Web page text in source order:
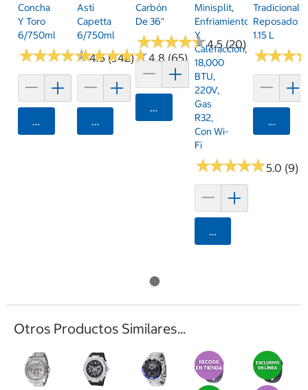
Concha
Y Toro
6/750ml
★★★★★
★★★★★4.5 (342)
Agregar
Asti
Capetta
6/750ml
★★★★★
★★★★★4.8 (65)
Agregar
Carbón
De 36"
★★★★★
★★★★★4.5 (20)
Agregar
Minisplit,
Enfriamiento
Y
Calefacción,
18,000
BTU,
220V,
Gas
R32,
Con Wi-
Fi
★★★★★
★★★★★5.0 (9)
Agregar
Tradicional
Reposado
1.15 L
★★★
★★★
Otros Productos Similares...